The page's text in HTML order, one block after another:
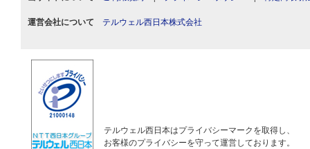
運営会社について テルウェル西日本株式会社
テルウェル西日本はプライバシーマークを取得し、
お客様のプライバシーを守って運営しております。